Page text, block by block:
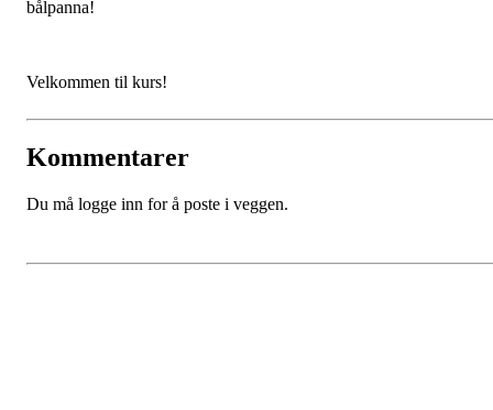
bålpanna!
Velkommen til kurs!
Kommentarer
Du må logge inn for å poste i veggen.